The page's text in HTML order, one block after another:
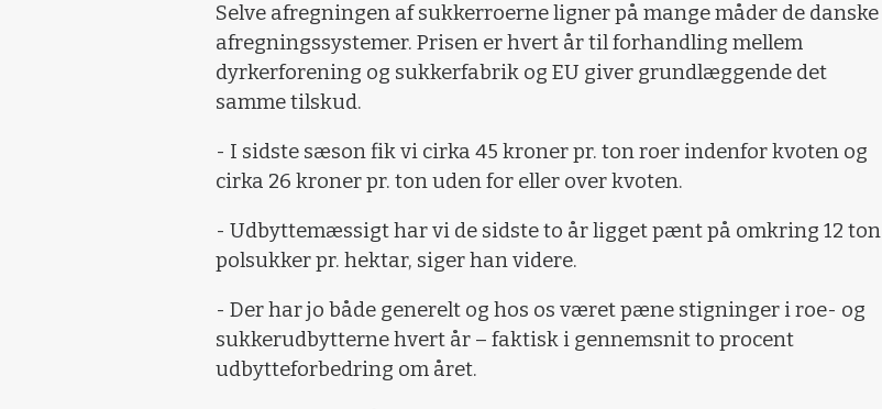
Selve afregningen af sukkerroerne ligner på mange måder de danske
afregningssystemer. Prisen er hvert år til forhandling mellem
dyrkerforening og sukkerfabrik og EU giver grundlæggende det
samme tilskud.
- I sidste sæson fik vi cirka 45 kroner pr. ton roer indenfor kvoten og
cirka 26 kroner pr. ton uden for eller over kvoten.
- Udbyttemæssigt har vi de sidste to år ligget pænt på omkring 12 ton
polsukker pr. hektar, siger han videre.
- Der har jo både generelt og hos os været pæne stigninger i roe- og
sukkerudbytterne hvert år – faktisk i gennemsnit to procent
udbytteforbedring om året.